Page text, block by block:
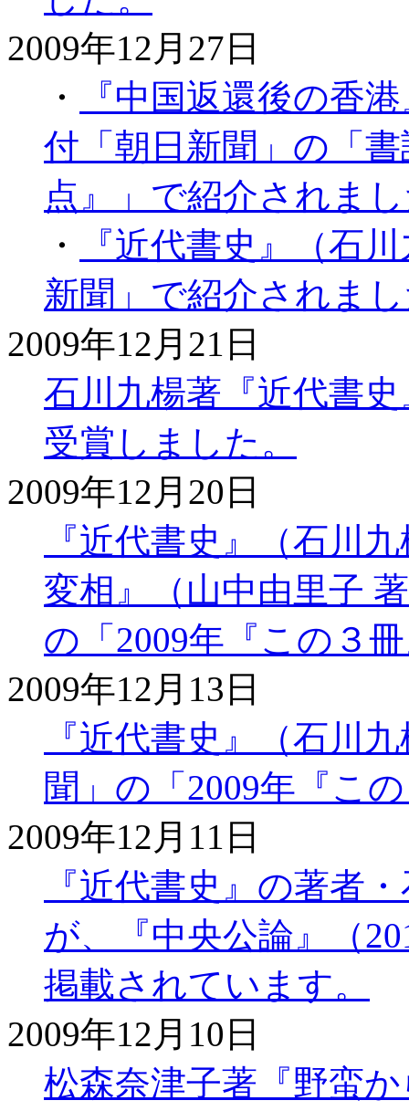
2009年12月27日
・
『中国返還後の香
付「朝日新聞」の「
点』」で紹介されま
・
『近代書史』（石
新聞」で紹介されま
2009年12月21日
石川九楊著『近代書
受賞しました。
2009年12月20日
『近代書史』（石川
変相』（山中由里子
の「2009年『この３
2009年12月13日
『近代書史』（石川
聞」の「2009年『こ
2009年12月11日
『近代書史』の著者
が、『中央公論』（
掲載されています。
2009年12月10日
松森奈津子著『野蛮